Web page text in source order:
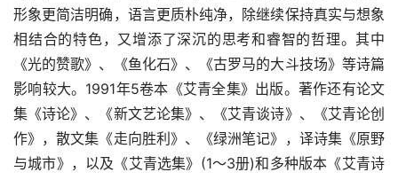
形象更简洁明确，语言更质朴纯净，除继续保持真实与想象
相结合的特色，又增添了深沉的思考和睿智的哲理。其中
《光的赞歌》、《鱼化石》、《古罗马的大斗技场》等诗篇
影响较大。1991年5卷本《艾青全集》出版。著作还有论文
集《诗论》、《新文艺论集》、《艾青谈诗》、《艾青论创
作》，散文集《走向胜利》、《绿洲笔记》，译诗集《原野
与城市》，以及《艾青选集》(1～3册)和多种版本《艾青诗